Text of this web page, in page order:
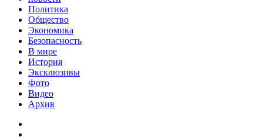
Политика
Общество
Экономика
Безопасность
В мире
История
Эксклюзивы
Фото
Видео
Архив